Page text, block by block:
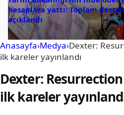
hesaplara yattı: Toplam
açıklandı
Anasayfa›Medya›Dexter:
ilk kareler yayınlandı
Dexter:
ilk kareler